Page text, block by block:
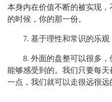
本身内在价值不断的被实现
的时候，你的那一份。
7. 基于理性和常识的乐观
8. 外面的盘整可以很多
能够感受到的。我们只要每
一点，我们就可以走很远很远